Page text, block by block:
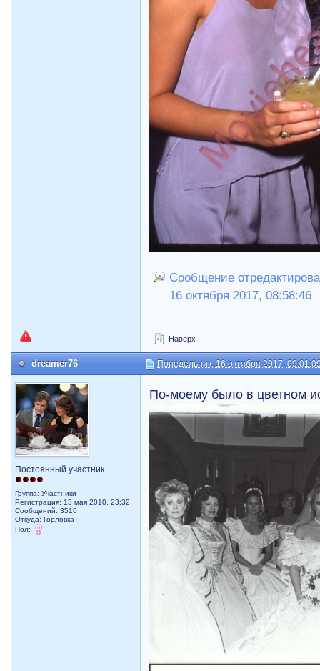
Сообщение
16 октября 2017, 08:58:46
Наверх
dreamer76 Понедельник, 16 октября 2017,
Постоянный участник
Группа: Участники
Регистрация: 13 мая 2010, 23:32
Сообщений: 3516
Откуда: Горловка
Пол:
По-моему было в цветном